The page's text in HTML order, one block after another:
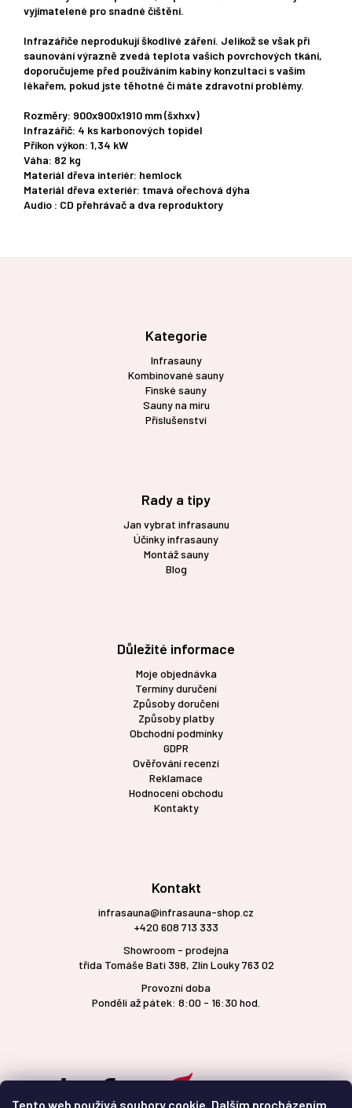
Tento web používá soubory cookie. Dalším procházením
vyjímatelené pro snadné čištění.
Infrazářiče neprodukují škodlivé záření. Jelikož se však při
saunování výrazně zvedá teplota vašich povrchových tkání,
doporučujeme před používáním kabiny konzultaci s vaším
lékařem, pokud jste těhotné či máte zdravotní problémy.
Rozměry: 900x900x1910 mm (šxhxv)
Infrazářič: 4 ks karbonových topidel
Příkon výkon: 1,34 kW
Váha: 82 kg
Materiál dřeva interiér: hemlock
Materiál dřeva exteriér: tmavá ořechová dýha
Audio : CD přehrávač a dva reproduktory
Kategorie
Infrasauny
Kombinované sauny
Finské sauny
Sauny na míru
Příslušenství
Rady a tipy
Jan vybrat infrasaunu
Účinky infrasauny
Montáž sauny
Blog
Důležité informace
Moje objednávka
Termíny duručení
Způsoby doručení
Způsoby platby
Obchodní podmínky
GDPR
Ověřování recenzí
Reklamace
Hodnocení obchodu
Kontakty
Kontakt
infrasauna@infrasauna-shop.cz
+420 608 713 333
Showroom - prodejna
třída Tomáše Bati 398, Zlín Louky 763 02
Provozní doba
Pondělí až pátek: 8:00 - 16:30 hod.